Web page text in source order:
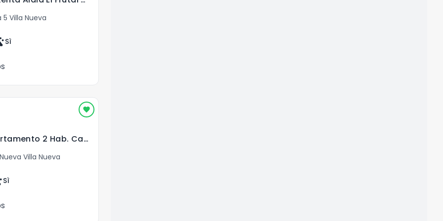
Villa Nueva
Sì
Para estrenar Apartamento 2 Hab. Catalina Villa Nueva
Villa Nueva
Sì